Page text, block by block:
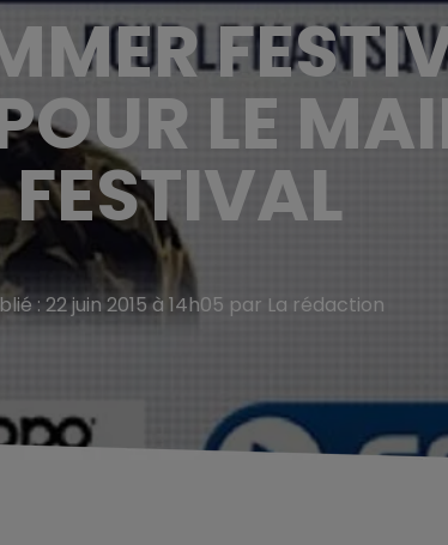
LE
FESTIVAL
: 22 juin 2015 à 14h05 par La rédaction